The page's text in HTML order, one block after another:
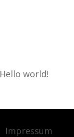
Hello world!
Impressum